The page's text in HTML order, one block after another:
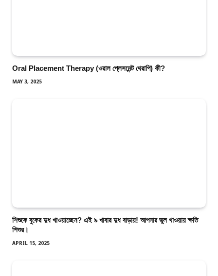
Oral Placement Therapy (ওরাল প্লেসমেন্ট থেরাপি) কী?
MAY 3, 2025
শিশুকে বুকের দুধ খাওয়াচ্ছেন? এই ৯ খাবার দুধ বাড়ায়! আপনার ভুল খাওয়ায় ক্ষতি
শিশুর।
APRIL 15, 2025